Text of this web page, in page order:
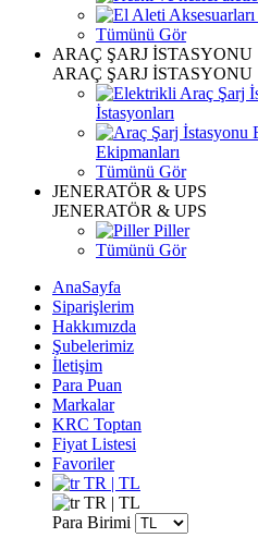
Tümünü Gör
ARAÇ ŞARJ İSTASYONU
ARAÇ ŞARJ İSTASYONU
İstasyonları
Ekipmanları
Tümünü Gör
JENERATÖR & UPS
JENERATÖR & UPS
Piller
Tümünü Gör
AnaSayfa
Siparişlerim
Hakkımızda
Şubelerimiz
İletişim
Para Puan
Markalar
KRC Toptan
Fiyat Listesi
Favoriler
TR | TL
TR | TL
Para Birimi